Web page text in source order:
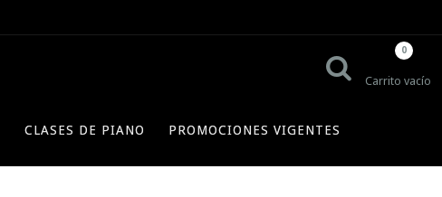
Carrito vacío
0
CLASES DE PIANO PROMOCIONES VIGENTES